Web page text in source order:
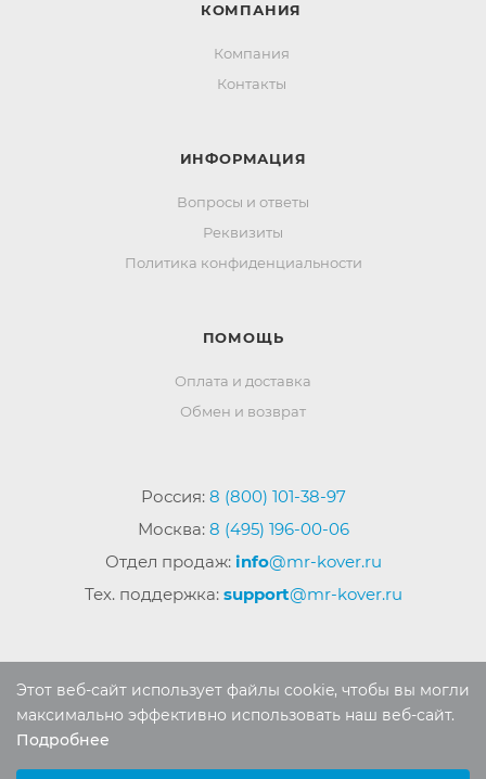
КОМПАНИЯ
Компания
Контакты
ИНФОРМАЦИЯ
Вопросы и ответы
Реквизиты
Политика конфиденциальности
ПОМОЩЬ
Оплата и доставка
Обмен и возврат
Россия: 8 (800) 101-38-97
Москва: 8 (495) 196-00-06
Отдел продаж: info@mr-kover.ru
Тех. поддержка: support@mr-kover.ru
2022-2026 © Интернет магазинMR-KOVER.RU
Авторские права защищены. Воспроизведение
материалов сайта без письменного разрешения
Этот веб-сайт использует файлы cookie, чтобы вы могли
максимально эффективно использовать наш веб-сайт.
Подробнее